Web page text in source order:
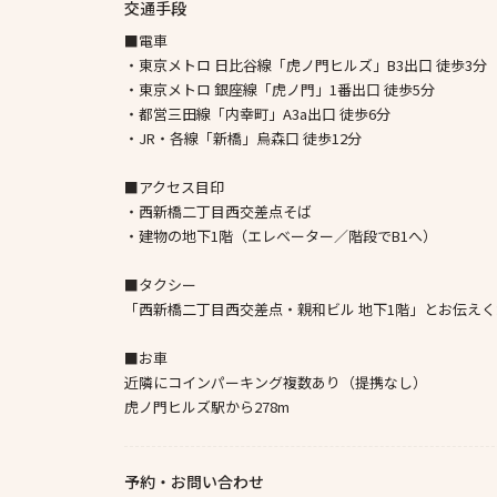
交通手段
■電車
・東京メトロ 日比谷線「虎ノ門ヒルズ」B3出口 徒歩3分
・東京メトロ 銀座線「虎ノ門」1番出口 徒歩5分
・都営三田線「内幸町」A3a出口 徒歩6分
・JR・各線「新橋」烏森口 徒歩12分
■アクセス目印
・西新橋二丁目西交差点そば
・建物の地下1階（エレベーター／階段でB1へ）
■タクシー
「西新橋二丁目西交差点・親和ビル 地下1階」とお伝えく
■お車
近隣にコインパーキング複数あり（提携なし）
虎ノ門ヒルズ駅から278m
予約・お問い合わせ